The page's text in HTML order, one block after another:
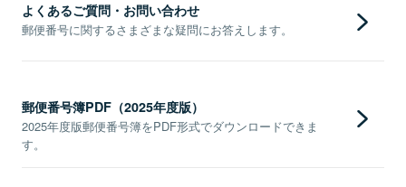
よくあるご質問・お問い合わせ
郵便番号に関するさまざまな疑問にお答えします。
郵便番号簿PDF（2025年度版）
2025年度版郵便番号簿をPDF形式でダウンロードできま
す。